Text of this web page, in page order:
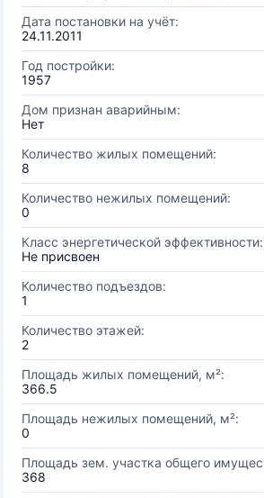
Дата постановки на учёт:
24.11.2011
Год постройки:
1957
Дом признан аварийным:
Нет
Количество жилых помещений:
8
Количество нежилых помещений:
0
Класс энергетической эффективности:
Не присвоен
Количество подъездов:
1
Количество этажей:
2
Площадь жилых помещений, м²:
366.5
Площадь нежилых помещений, м²:
0
Площадь зем. участка общего
368